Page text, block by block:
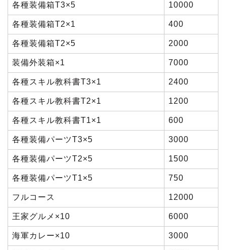
各種装備箱T3×5 10000
各種装備箱T2×1 400
各種装備箱T2×5 2000
装備外装箱×1 7000
各種スキル教科書T3×1 2400
各種スキル教科書T2×1 1200
各種スキル教科書T1×1 600
各種装備パーツT3×5 3000
各種装備パーツT2×5 1500
各種装備パーツT1×5 750
フルコース 12000
王家グルメ×10 6000
海軍カレー×10 3000